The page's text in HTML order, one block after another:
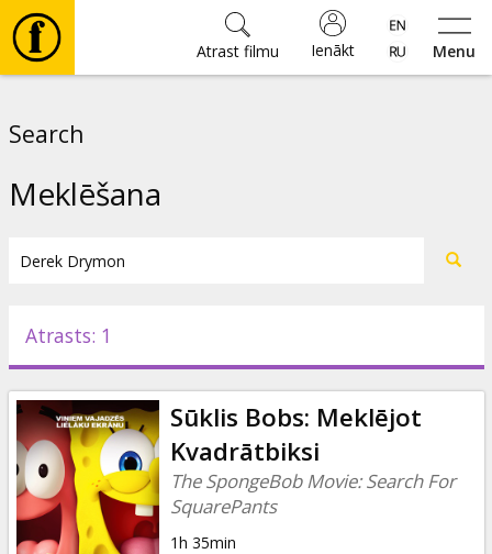
Menu
Ienākt
Atrast filmu
Pasākumi
Ziņas
Dāvanu
kartes
Search
Meklēšana
Atrasts: 1
Sūklis Bobs: Meklējot
Kvadrātbiksi
The SpongeBob Movie: Search For
SquarePants
1h 35min